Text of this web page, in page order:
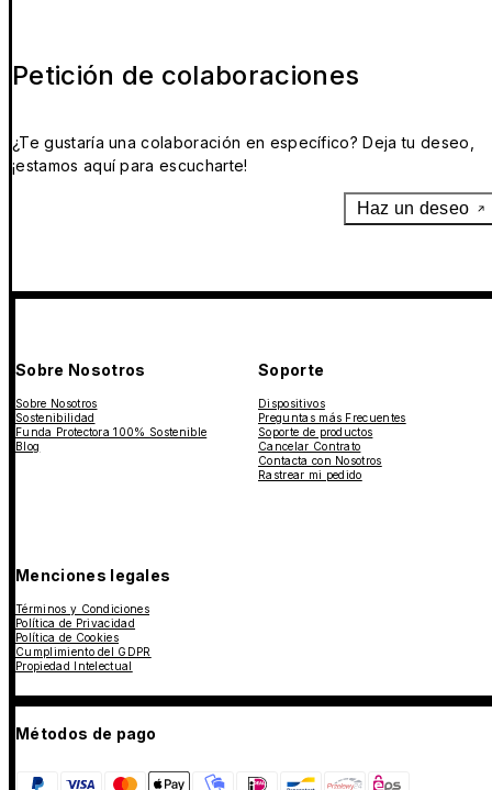
Petición de colaboraciones
¿Te gustaría una colaboración en específico? Deja tu deseo,
¡estamos aquí para escucharte!
Haz un deseo
Sobre Nosotros
Sobre Nosotros
Sostenibilidad
Funda Protectora 100% Sostenible
Blog
Soporte
Dispositivos
Preguntas más Frecuentes
Soporte de productos
Cancelar Contrato
Contacta con Nosotros
Rastrear mi pedido
Menciones legales
Términos y Condiciones
Política de Privacidad
Política de Cookies
Cumplimiento del GDPR
Propiedad Intelectual
Métodos de pago